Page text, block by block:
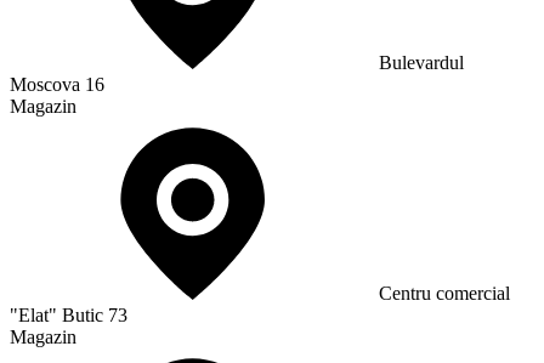
Bulevardul
Moscova 16
Magazin
Сentru comercial
"Elat" Butic 73
Magazin